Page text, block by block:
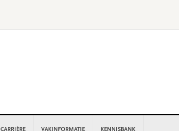
CARRIÈRE VAKINFORMATIE KENNISBANK